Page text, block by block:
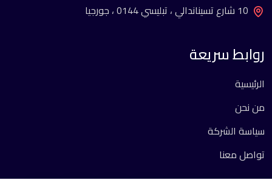
10 شارع تسيناندالي ، تبليسي 0144 ، جورجيا
روابط سريعة
الرئيسية
من نحن
سياسة الشركة
تواصل معنا